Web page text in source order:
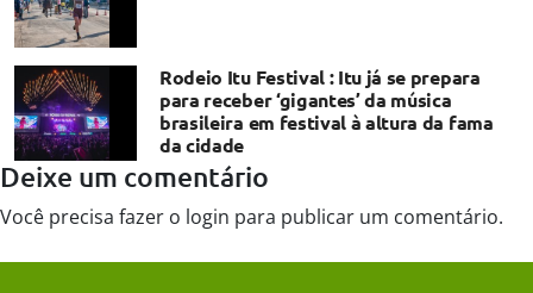
Rodeio Itu Festival : Itu já se prepara
para receber ‘gigantes’ da música
brasileira em festival à altura da fama
da cidade
Deixe um comentário
Você precisa fazer o login para publicar um comentário.